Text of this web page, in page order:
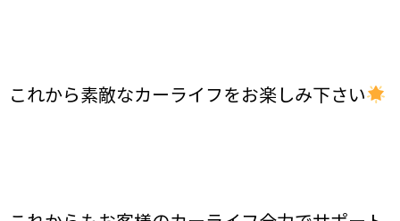
これから素敵なカーライフをお楽しみ下さい